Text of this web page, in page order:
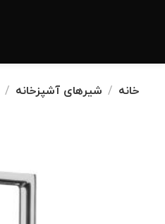
خانه شیرهای آشپزخانه